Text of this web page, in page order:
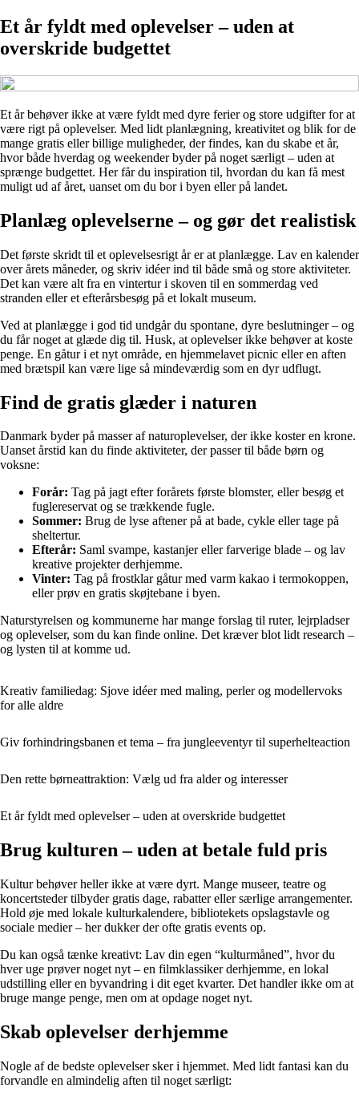
Et år fyldt med oplevelser – uden at
overskride budgettet
Et år behøver ikke at være fyldt med dyre ferier og store udgifter for at
være rigt på oplevelser. Med lidt planlægning, kreativitet og blik for de
mange gratis eller billige muligheder, der findes, kan du skabe et år,
hvor både hverdag og weekender byder på noget særligt – uden at
sprænge budgettet. Her får du inspiration til, hvordan du kan få mest
muligt ud af året, uanset om du bor i byen eller på landet.
Planlæg oplevelserne – og gør det realistisk
Det første skridt til et oplevelsesrigt år er at planlægge. Lav en kalender
over årets måneder, og skriv idéer ind til både små og store aktiviteter.
Det kan være alt fra en vintertur i skoven til en sommerdag ved
stranden eller et efterårsbesøg på et lokalt museum.
Ved at planlægge i god tid undgår du spontane, dyre beslutninger – og
du får noget at glæde dig til. Husk, at oplevelser ikke behøver at koste
penge. En gåtur i et nyt område, en hjemmelavet picnic eller en aften
med brætspil kan være lige så mindeværdig som en dyr udflugt.
Find de gratis glæder i naturen
Danmark byder på masser af naturoplevelser, der ikke koster en krone.
Uanset årstid kan du finde aktiviteter, der passer til både børn og
voksne:
Forår: Tag på jagt efter forårets første blomster, eller besøg et
fuglereservat og se trækkende fugle.
Sommer: Brug de lyse aftener på at bade, cykle eller tage på
sheltertur.
Efterår: Saml svampe, kastanjer eller farverige blade – og lav
kreative projekter derhjemme.
Vinter: Tag på frostklar gåtur med varm kakao i termokoppen,
eller prøv en gratis skøjtebane i byen.
Naturstyrelsen og kommunerne har mange forslag til ruter, lejrpladser
og oplevelser, som du kan finde online. Det kræver blot lidt research –
og lysten til at komme ud.
Kreativ familiedag: Sjove idéer med maling, perler og modellervoks
for alle aldre
Giv forhindringsbanen et tema – fra jungleeventyr til superhelteaction
Den rette børneattraktion: Vælg ud fra alder og interesser
Et år fyldt med oplevelser – uden at overskride budgettet
Brug kulturen – uden at betale fuld pris
Kultur behøver heller ikke at være dyrt. Mange museer, teatre og
koncertsteder tilbyder gratis dage, rabatter eller særlige arrangementer.
Hold øje med lokale kulturkalendere, bibliotekets opslagstavle og
sociale medier – her dukker der ofte gratis events op.
Du kan også tænke kreativt: Lav din egen “kulturmåned”, hvor du
hver uge prøver noget nyt – en filmklassiker derhjemme, en lokal
udstilling eller en byvandring i dit eget kvarter. Det handler ikke om at
bruge mange penge, men om at opdage noget nyt.
Skab oplevelser derhjemme
Nogle af de bedste oplevelser sker i hjemmet. Med lidt fantasi kan du
forvandle en almindelig aften til noget særligt: